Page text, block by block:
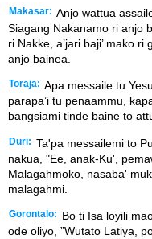
Makasar: Anjo wattua
Siagang Nakanamo ri anjo
ri Nakke, a’jari baji’ mako ri
anjo bainea.
Toraja: Apa messaile tu
parapa’i tu penaammu,
bangsiami tinde baine to
Duri: Ta'pa messailemi to
nakua, "Ee, anak-Ku',
Malagahmoko, nasaba'
malagahmi.
Gorontalo:
Bo ti Isa loyili
ode oliyo, ”Wutato Latiya,